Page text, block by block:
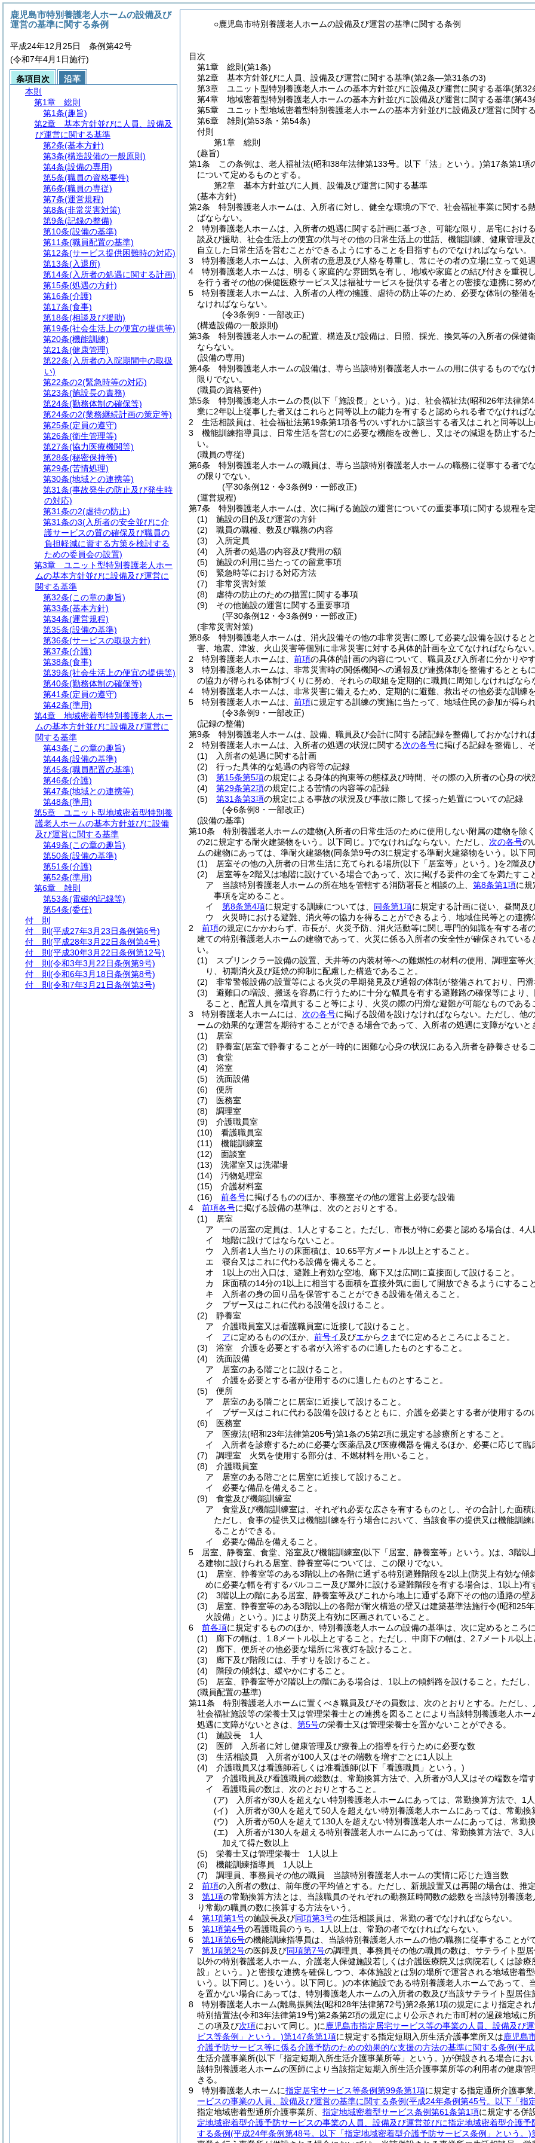
○鹿児島市特別養護老人ホームの設備及び運営の基準に関する条例
目次
第1章
総則 (第1条)
第2章
基本方針並びに人員、設備及び運営に関する基準(第2条―第31条の3)
第3章
ユニット型特別養護老人ホームの基本方針並びに設備及び運営に関する基準(第32
第4章
地域密着型特別養護老人ホームの基本方針並びに設備及び運営に関する基準(第43
第5章
ユニット型地域密着型特別養護老人ホームの基本方針並びに設備及び運営に関す
第6章
雑則 (第53条・第54条)
付則
第1章
総則
(趣旨)
第1条
この条例は、老人福祉法(昭和38年法律第133号。以下「法」という。)第17条第1項
について定めるものとする。
第2章
基本方針並びに人員、設備及び運営に関する基準
(基本方針)
第2条
特別養護老人ホームは、入所者に対し、健全な環境の下で、社会福祉事業に関す
ばならない。
2
特別養護老人ホームは、入所者の処遇に関する計画に基づき、可能な限り、居宅にお
談及び援助、社会生活上の便宜の供与その他の日常生活上の世話、機能訓練、健康管理
自立した日常生活を営むことができるようにすることを目指すものでなければならない。
3
特別養護老人ホームは、入所者の意思及び人格を尊重し、常にその者の立場に立って処
4
特別養護老人ホームは、明るく家庭的な雰囲気を有し、地域や家庭との結び付きを重
を行う者その他の保健医療サービス又は福祉サービスを提供する者との密接な連携に努め
5
特別養護老人ホームは、入所者の人権の擁護、虐待の防止等のため、必要な体制の整備
なければならない。
(令3条例9・一部改正)
(構造設備の一般原則)
第3条
特別養護老人ホームの配置、構造及び設備は、日照、採光、換気等の入所者の保
ならない。
(設備の専用)
第4条
特別養護老人ホームの設備は、専ら当該特別養護老人ホームの用に供するものでなけ
限りでない。
(職員の資格要件)
第5条
特別養護老人ホームの長(以下「施設長」という。)は、社会福祉法(昭和26年法律第
業に2年以上従事した者又はこれらと同等以上の能力を有すると認められる者でなければな
2
生活相談員は、社会福祉法第19条第1項各号のいずれかに該当する者又はこれと同等以
3
機能訓練指導員は、日常生活を営むのに必要な機能を改善し、又はその減退を防止する
い。
(職員の専従)
第6条
特別養護老人ホームの職員は、専ら当該特別養護老人ホームの職務に従事する者で
の限りでない。
(平30条例12・令3条例9・一部改正)
(運営規程)
第7条
特別養護老人ホームは、次に掲げる施設の運営についての重要事項に関する規程を
(1)
施設の目的及び運営の方針
(2)
職員の職種、数及び職務の内容
(3)
入所定員
(4)
入所者の処遇の内容及び費用の額
(5)
施設の利用に当たっての留意事項
(6)
緊急時等における対応方法
(7)
非常災害対策
(8)
虐待の防止のための措置に関する事項
(9)
その他施設の運営に関する重要事項
(平30条例12・令3条例9・一部改正)
(非常災害対策)
第8条
特別養護老人ホームは、消火設備その他の非常災害に際して必要な設備を設けると
害、地震、津波、火山災害等個別に非常災害に対する具体的計画を立てなければならない。
2
特別養護老人ホームは、 前項の具体的計画の内容について、職員及び入所者に分かりや
3
特別養護老人ホームは、非常災害時の関係機関への通報及び連携体制を整備するとと
の協力が得られる体制づくりに努め、それらの取組を定期的に職員に周知しなければなら
4
特別養護老人ホームは、非常災害に備えるため、定期的に避難、救出その他必要な訓練
5
特別養護老人ホームは、 前項に規定する訓練の実施に当たって、地域住民の参加が得ら
(令3条例9・一部改正)
(記録の整備)
第9条
特別養護老人ホームは、設備、職員及び会計に関する諸記録を整備しておかなければ
2
特別養護老人ホームは、入所者の処遇の状況に関する次の各号に掲げる記録を整備し、
(1)
入所者の処遇に関する計画
(2)
行った具体的な処遇の内容等の記録
(3)
第15条第5項の規定による身体的拘束等の態様及び時間、その際の入所者の心身の
(4)
第29条第2項の規定による苦情の内容等の記録
(5)
第31条第3項の規定による事故の状況及び事故に際して採った処置についての記録
(令6条例8・一部改正)
(設備の基準)
第10条
特別養護老人ホームの建物(入所者の日常生活のために使用しない附属の建物を除
の2に規定する耐火建築物をいう。以下同じ。)でなければならない。 ただし、 次の各号の
ムの建物にあっては、準耐火建築物(同条第9号の3に規定する準耐火建築物をいう。以下
(1)
居室その他の入所者の日常生活に充てられる場所(以下「居室等」という。)を2階及
(2)
居室等を2階又は地階に設けている場合であって、次に掲げる要件の全てを満たすこ
ア
当該特別養護老人ホームの所在地を管轄する消防署長と相談の上、 第8条第1項に規
事項を定めること。
イ
第8条第4項に規定する訓練については、 同条第1項に規定する計画に従い、昼間及
ウ
火災時における避難、消火等の協力を得ることができるよう、地域住民等との連携
2
前項の規定にかかわらず、市長が、火災予防、消火活動等に関し専門的知識を有する者の
建ての特別養護老人ホームの建物であって、火災に係る入所者の安全性が確保されてい
い。
(1)
スプリンクラー設備の設置、天井等の内装材等への難燃性の材料の使用、調理室等
り、初期消火及び延焼の抑制に配慮した構造であること。
(2)
非常警報設備の設置等による火災の早期発見及び通報の体制が整備されており、円
(3)
避難口の増設、搬送を容易に行うために十分な幅員を有する避難路の確保等により
ること、配置人員を増員すること等により、火災の際の円滑な避難が可能なものである
3
特別養護老人ホームには、 次の各号に掲げる設備を設けなければならない。 ただし、他
ームの効果的な運営を期待することができる場合であって、入所者の処遇に支障がないと
(1)
居室
(2)
静養室(居室で静養することが一時的に困難な心身の状況にある入所者を静養させる
(3)
食堂
(4)
浴室
(5)
洗面設備
(6)
便所
(7)
医務室
(8)
調理室
(9)
介護職員室
(10)
看護職員室
(11)
機能訓練室
(12)
面談室
(13)
洗濯室又は洗濯場
(14)
汚物処理室
(15)
介護材料室
(16)
前各号に掲げるもののほか、事務室その他の運営上必要な設備
4
前項各号に掲げる設備の基準は、次のとおりとする。
(1)
居室
ア
一の居室の定員は、1人とすること。 ただし、市長が特に必要と認める場合は、4人
イ
地階に設けてはならないこと。
ウ
入所者1人当たりの床面積は、10.65平方メートル以上とすること。
エ
寝台又はこれに代わる設備を備えること。
オ
1以上の出入口は、避難上有効な空地、廊下又は広間に直接面して設けること。
カ
床面積の14分の1以上に相当する面積を直接外気に面して開放できるようにすること
キ
入所者の身の回り品を保管することができる設備を備えること。
ク
ブザー又はこれに代わる設備を設けること。
(2)
静養室
ア
介護職員室又は看護職員室に近接して設けること。
イ
アに定めるもののほか、 前号イ及びエからク までに定めるところによること。
(3)
浴室 介護を必要とする者が入浴するのに適したものとすること。
(4)
洗面設備
ア
居室のある階ごとに設けること。
イ
介護を必要とする者が使用するのに適したものとすること。
(5)
便所
ア
居室のある階ごとに居室に近接して設けること。
イ
ブザー又はこれに代わる設備を設けるとともに、介護を必要とする者が使用するの
(6)
医務室
ア
医療法(昭和23年法律第205号)第1条の5第2項に規定する診療所とすること。
イ
入所者を診療するために必要な医薬品及び医療機器を備えるほか、必要に応じて臨
(7)
調理室 火気を使用する部分は、不燃材料を用いること。
(8)
介護職員室
ア
居室のある階ごとに居室に近接して設けること。
イ
必要な備品を備えること。
(9)
食堂及び機能訓練室
ア
食堂及び機能訓練室は、それぞれ必要な広さを有するものとし、その合計した面
ただし、食事の提供又は機能訓練を行う場合において、当該食事の提供又は機能訓
ることができる。
イ
必要な備品を備えること。
5
居室、静養室、食堂、浴室及び機能訓練室(以下「居室、静養室等」という。)は、3階以
る建物に設けられる居室、静養室等については、この限りでない。
(1)
居室、静養室等のある3階以上の各階に通ずる特別避難階段を2以上(防災上有効な傾
めに必要な幅を有するバルコニー及び屋外に設ける避難階段を有する場合は、1以上)有
(2)
3階以上の階にある居室、静養室等及びこれから地上に通ずる廊下その他の通路の
(3)
居室、静養室等のある3階以上の各階が耐火構造の壁又は建築基準法施行令(昭和25
火設備」という。)により防災上有効に区画されていること。
6
前各項に規定するもののほか、特別養護老人ホームの設備の基準は、次に定めるところに
(1)
廊下の幅は、1.8メートル以上とすること。 ただし、中廊下の幅は、2.7メートル以上
(2)
廊下、便所その他必要な場所に常夜灯を設けること。
(3)
廊下及び階段には、手すりを設けること。
(4)
階段の傾斜は、緩やかにすること。
(5)
居室、静養室等が2階以上の階にある場合は、1以上の傾斜路を設けること。 ただし
(職員配置の基準)
第11条
特別養護老人ホームに置くべき職員及びその員数は、次のとおりとする。 ただし
社会福祉施設等の栄養士又は管理栄養士との連携を図ることにより当該特別養護老人ホ
処遇に支障がないときは、 第5号の栄養士又は管理栄養士を置かないことができる。
(1)
施設長 1人
(2)
医師 入所者に対し健康管理及び療養上の指導を行うために必要な数
(3)
生活相談員 入所者が100人又はその端数を増すごとに1人以上
(4)
介護職員又は看護師若しくは准看護師(以下「看護職員」という。)
ア
介護職員及び看護職員の総数は、常勤換算方法で、入所者が3人又はその端数を増
イ
看護職員の数は、次のとおりとすること。
(ア)
入所者が30人を超えない特別養護老人ホームにあっては、常勤換算方法で、1
(イ)
入所者が30人を超えて50人を超えない特別養護老人ホームにあっては、常勤換
(ウ)
入所者が50人を超えて130人を超えない特別養護老人ホームにあっては、常勤
(エ)
入所者が130人を超える特別養護老人ホームにあっては、常勤換算方法で、3
加えて得た数以上
(5)
栄養士又は管理栄養士 1人以上
(6)
機能訓練指導員 1人以上
(7)
調理員、事務員その他の職員 当該特別養護老人ホームの実情に応じた適当数
2
前項の入所者の数は、前年度の平均値とする。 ただし、新規設置又は再開の場合は、推定
3
第1項の常勤換算方法とは、当該職員のそれぞれの勤務延時間数の総数を当該特別養護
り常勤の職員の数に換算する方法をいう。
4
第1項第1号の施設長及び同項第3号の生活相談員は、常勤の者でなければならない。
5
第1項第4号の看護職員のうち、1人以上は、常勤の者でなければならない。
6
第1項第6号の機能訓練指導員は、当該特別養護老人ホームの他の職務に従事することがで
7
第1項第2号の医師及び同項第7号の調理員、事務員その他の職員の数は、サテライト型
以外の特別養護老人ホーム、介護老人保健施設若しくは介護医療院又は病院若しくは診
設」という。)と密接な連携を確保しつつ、本体施設とは別の場所で運営される地域密着
いう。以下同じ。)をいう。以下同じ。)の本体施設である特別養護老人ホームであって、
を置かない場合にあっては、特別養護老人ホームの入所者の数及び当該サテライト型居
8
特別養護老人ホーム(離島振興法(昭和28年法律第72号)第2条第1項の規定により指定さ
特別措置法(令和3年法律第19号)第2条第2項の規定により公示された市町村の過疎地域に
この項及び次項において同じ。)に 鹿児島市指定居宅サービス等の事業の人員、設備及び
ビス等条例」という。)第147条第1項に規定する指定短期入所生活介護事業所又は鹿児島
介護予防サービス等に係る介護予防のための効果的な支援の方法の基準に関する条例(平
生活介護事業所(以下「指定短期入所生活介護事業所等」という。)が併設される場合にお
該特別養護老人ホームの医師により当該指定短期入所生活介護事業所等の利用者の健康
きる。
9
特別養護老人ホームに指定居宅サービス等条例第99条第1項に規定する指定通所介護事
ービスの事業の人員、設備及び運営の基準に関する条例(平成24年条例第45号。以下「指
指定地域密着型通所介護事業所、 指定地域密着型サービス条例第61条第1項に規定する併
定地域密着型介護予防サービスの事業の人員、設備及び運営並びに指定地域密着型介護
する条例(平成24年条例第48号。以下「指定地域密着型介護予防サービス条例」という。)
鹿児島市特別養護老人ホームの設備及び
運営の基準に関する条例
平成24年12月25日 条例第42号
(令和7年4月1日施行)
条項目次
沿革
本則
第1章
総則
第1条(趣旨)
第2章
基本方針並びに人員、設備及
び運営に関する基準
第2条(基本方針)
第3条(構造設備の一般原則)
第4条(設備の専用)
第5条(職員の資格要件)
第6条(職員の専従)
第7条(運営規程)
第8条(非常災害対策)
第9条(記録の整備)
第10条(設備の基準)
第11条(職員配置の基準)
第12条(サービス提供困難時の対応)
第13条(入退所)
第14条(入所者の処遇に関する計画)
第15条(処遇の方針)
第16条(介護)
第17条(食事)
第18条(相談及び援助)
第19条(社会生活上の便宜の提供等)
第20条(機能訓練)
第21条(健康管理)
第22条(入所者の入院期間中の取扱
い)
第22条の2(緊急時等の対応)
第23条(施設長の責務)
第24条(勤務体制の確保等)
第24条の2(業務継続計画の策定等)
第25条(定員の遵守)
第26条(衛生管理等)
第27条(協力医療機関等)
第28条(秘密保持等)
第29条(苦情処理)
第30条(地域との連携等)
第31条(事故発生の防止及び発生時
の対応)
第31条の2(虐待の防止)
第31条の3(入所者の安全並びに介
護サービスの質の確保及び職員の
負担軽減に資する方策を検討する
ための委員会の設置)
第3章
ユニット型特別養護老人ホー
ムの基本方針並びに設備及び運営に
関する基準
第32条(この章の趣旨)
第33条(基本方針)
第34条(運営規程)
第35条(設備の基準)
第36条(サービスの取扱方針)
第37条(介護)
第38条(食事)
第39条(社会生活上の便宜の提供等)
第40条(勤務体制の確保等)
第41条(定員の遵守)
第42条(準用)
第4章
地域密着型特別養護老人ホー
ムの基本方針並びに設備及び運営に
関する基準
第43条(この章の趣旨)
第44条(設備の基準)
第45条(職員配置の基準)
第46条(介護)
第47条(地域との連携等)
第48条(準用)
第5章
ユニット型地域密着型特別養
護老人ホームの基本方針並びに設備
及び運営に関する基準
第49条(この章の趣旨)
第50条(設備の基準)
第51条(介護)
第52条(準用)
第6章
雑則
第53条(電磁的記録等)
第54条(委任)
付 則
付 則 (平成27年3月23日条例第6号)
付 則 (平成28年3月22日条例第4号)
付 則 (平成30年3月22日条例第12号)
付 則 (令和3年3月22日条例第9号)
付 則 (令和6年3月18日条例第8号)
付 則 (令和7年3月21日条例第3号)